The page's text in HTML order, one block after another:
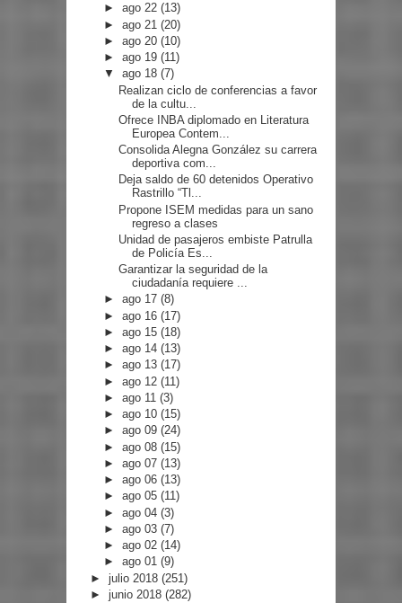
►ago 22(13)
►ago 21(20)
►ago 20(10)
►ago 19(11)
▼ago 18(7)
Realizan ciclo de conferencias a favor
de la cultu...
Ofrece INBA diplomado en Literatura
Europea Contem...
Consolida Alegna González su carrera
deportiva com...
Deja saldo de 60 detenidos Operativo
Rastrillo “Tl...
Propone ISEM medidas para un sano
regreso a clases
Unidad de pasajeros embiste Patrulla
de Policía Es...
Garantizar la seguridad de la
ciudadanía requiere ...
►ago 17(8)
►ago 16(17)
►ago 15(18)
►ago 14(13)
►ago 13(17)
►ago 12(11)
►ago 11(3)
►ago 10(15)
►ago 09(24)
►ago 08(15)
►ago 07(13)
►ago 06(13)
►ago 05(11)
►ago 04(3)
►ago 03(7)
►ago 02(14)
►ago 01(9)
► julio 2018 (251)
► junio 2018 (282)